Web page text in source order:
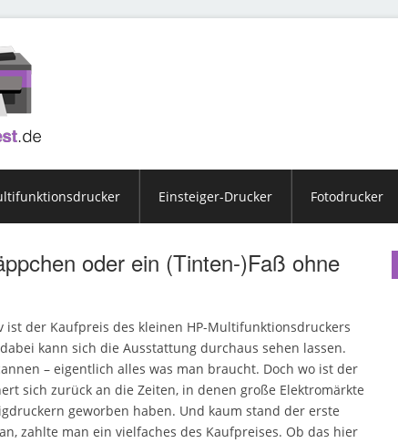
Einsteiger-Drucker Fotodrucker
oder ein (Tinten-)Faß ohne
ist der Kaufpreis des kleinen HP-Multifunktionsdruckers
kann sich die Ausstattung durchaus sehen lassen.
– eigentlich alles was man braucht. Doch wo ist der
sich zurück an die Zeiten, in denen große Elektromärkte
geworben haben. Und kaum stand der erste
zahlte man ein vielfaches des Kaufpreises. Ob das hier